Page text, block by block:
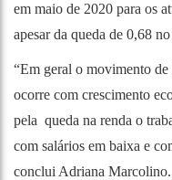
em maio de 2020 para os
apesar da queda de 0,68
“Em geral o movimento
ocorre com crescimento
pela queda na renda o
com salários em baixa e
conclui Adriana Marcolino.